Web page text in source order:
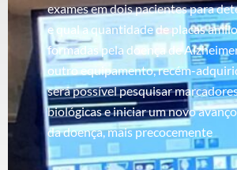
exames em dois pacientes para
e qual a quantidade de placas
formadas pela doença de
outro equipamento, recém-
será possível pesquisar
biológicas e iniciar um novo
da doença, mais precocemente